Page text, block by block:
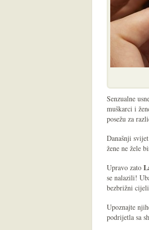
Senzualne
muškarci i
posežu za
Današnji
žene ne žele
Upravo zato
se nalazili!
bezbrižni
Upoznajte
podrijetla sa